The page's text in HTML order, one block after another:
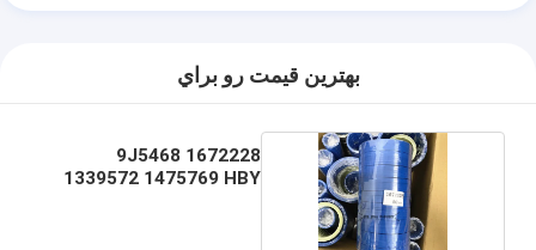
بهترين قيمت رو براي
1672228 9J5468
1339572 1475769 HBY